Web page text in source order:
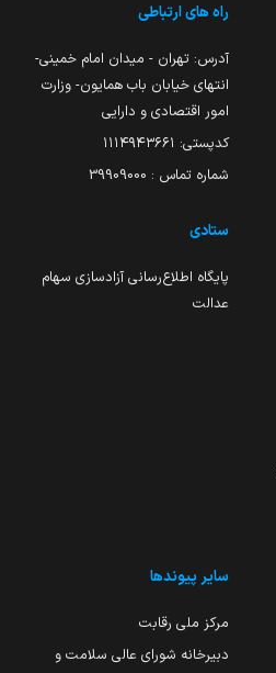
راه های ارتباطی
آدرس: تهران - میدان امام خمینی-
انتهای خیابان باب همایون- وزارت
امور اقتصادی و دارایی
کدپستی: ۱۱۱۴۹۴۳۶۶۱
شماره تماس : 39909000
ستادی
پایگاه اطلاع‌رسانی آزادسازی سهام
عدالت
سایر پیوندها
مرکز ملی رقابت
دبیرخانه شورای عالی سلامت و